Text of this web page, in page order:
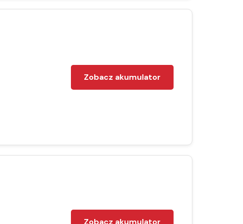
Zobacz akumulator
Zobacz akumulator